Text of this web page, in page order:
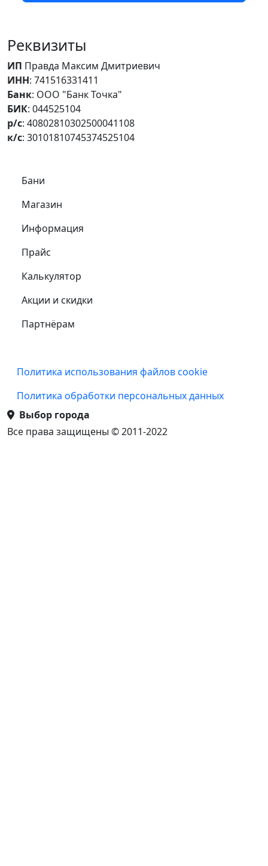
Реквизиты
ИП Правда Максим Дмитриевич
ИНН: 741516331411
Банк: ООО "Банк Точка"
БИК: 044525104
р/с: 40802810302500041108
к/с: 30101810745374525104
Самое важное
Бани
Магазин
Информация
Прайс
Калькулятор
Акции и скидки
Партнёрам
Подвал
Политика использования файлов cookie
Политика обработки персональных данных
Выбор города
Все права защищены © 2011-2022